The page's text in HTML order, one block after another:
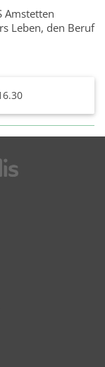
Amstetten
Leben, den Beruf